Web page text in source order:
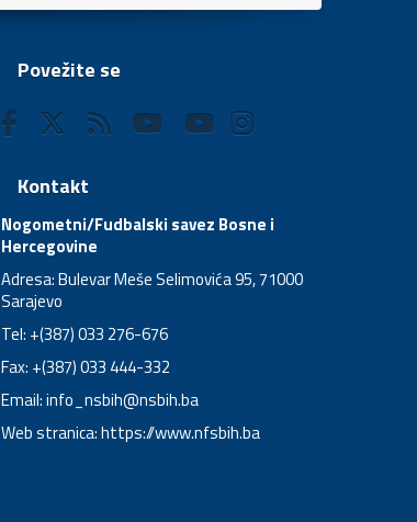
Povežite se
Kontakt
Nogometni/Fudbalski savez Bosne i
Hercegovine
Adresa: Bulevar Meše Selimovića 95, 71000
Sarajevo
Tel: +(387) 033 276-676
Fax: +(387) 033 444-332
Email:info_nsbih@nsbih.ba
Web stranica: https://www.nfsbih.ba